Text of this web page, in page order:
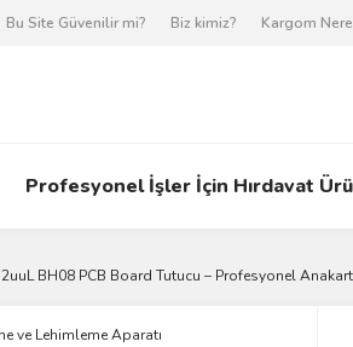
Bu Site Güvenilir mi? Biz kimiz? Kargom
Profesyonel İşler İçin Hırdavat
2uuL BH08 PCB Board Tutucu – Profesyonel